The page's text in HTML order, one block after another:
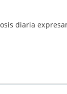
diaria